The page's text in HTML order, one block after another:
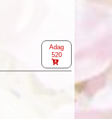
Adag
520